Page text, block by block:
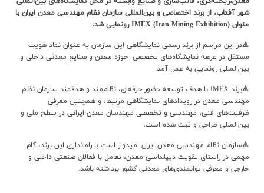
شهر آفتاب، از برند اختصاصی و بین‌المللی سازمان نظام مهندسی معدن ایران با
عنوان IMEX (Iran Mining Exhibition) رونمایی شد.
🔺در این مراسم از برند رسمی نمایشگاهی این سازمان به عنوان نماد هویت
مستقل در عرصه نمایشگاه‌های تخصصی حوزه معدن و صنايع معدني داخلی و
بین‌المللی رونمایی به عمل آمد.
🔺برند IMEX با هدف توسعه حضور حرفه‌ای، نظام‌مند و هدفمند سازمان نظام
مهندسی معدن در رویدادهای نمایشگاهی مرتبط، و همچنین معرفی
ظرفیت‌های فنی، مهندسی و تخصصی مهندسان معدن ایرانی در سطح ملی و
بین‌المللی طراحی و ثبت شده است.
🔺سازمان نظام مهندسی معدن ایران امیدوار است با راه‌اندازی این برند، گام
مهمی در راستای تقویت دیپلماسی معدن، تعامل با فعالان صنعتی داخلی و
خارجی و معرفی توانمندی‌های معدنی کشور برداشته باشد.